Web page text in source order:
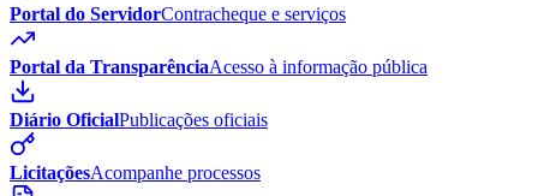
Portal do ServidorContracheque e serviços
Portal da TransparênciaAcesso à informação pública
Diário OficialPublicações oficiais
LicitaçõesAcompanhe processos